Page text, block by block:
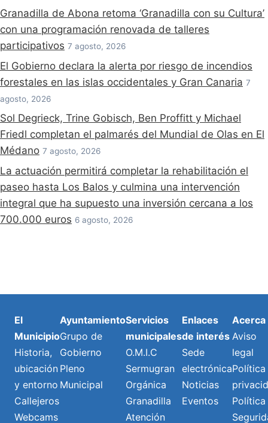
Granadilla de Abona retoma ‘Granadilla con su Cultura’
con una programación renovada de talleres
participativos 7 agosto, 2026
El Gobierno declara la alerta por riesgo de incendios
forestales en las islas occidentales y Gran Canaria 7
agosto, 2026
Sol Degrieck, Trine Gobisch, Ben Proffitt y Michael
Friedl completan el palmarés del Mundial de Olas en El
Médano 7 agosto, 2026
La actuación permitirá completar la rehabilitación el
paseo hasta Los Balos y culmina una intervención
integral que ha supuesto una inversión cercana a los
700.000 euros 6 agosto, 2026
El
Municipio
Historia,
ubicación
y entorno
Callejeros
Webcams
Ayuntamiento
Grupo de
Gobierno
Pleno
Municipal
Servicios
municipales
O.M.I.C
Sermugran
Orgánica
Granadilla
Atención
Enlaces
de interés
Sede
electrónica
Noticias
Eventos
Acerca
Aviso
legal
Política
Política